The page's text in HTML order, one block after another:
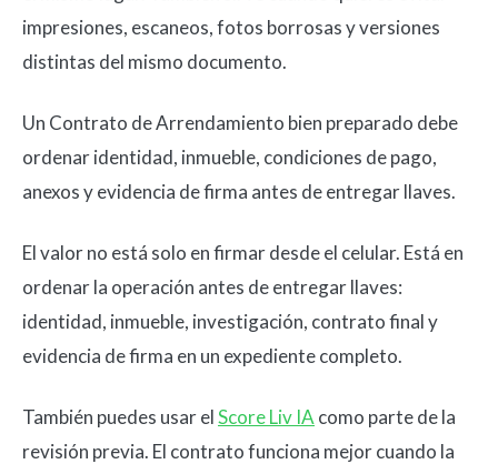
impresiones, escaneos, fotos borrosas y versiones
distintas del mismo documento.
Un Contrato de Arrendamiento bien preparado debe
ordenar identidad, inmueble, condiciones de pago,
anexos y evidencia de firma antes de entregar llaves.
El valor no está solo en firmar desde el celular. Está en
ordenar la operación antes de entregar llaves:
identidad, inmueble, investigación, contrato final y
evidencia de firma en un expediente completo.
También puedes usar elScore Liv IA como parte de la
revisión previa. El contrato funciona mejor cuando la